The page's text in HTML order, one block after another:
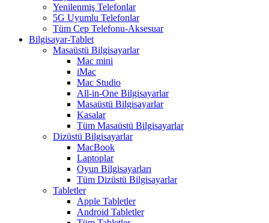
Yenilenmiş Telefonlar
5G Uyumlu Telefonlar
Tüm Cep Telefonu-Aksesuar
Bilgisayar-Tablet
Masaüstü Bilgisayarlar
Mac mini
iMac
Mac Studio
All-in-One Bilgisayarlar
Masaüstü Bilgisayarlar
Kasalar
Tüm Masaüstü Bilgisayarlar
Dizüstü Bilgisayarlar
MacBook
Laptoplar
Oyun Bilgisayarları
Tüm Dizüstü Bilgisayarlar
Tabletler
Apple Tabletler
Android Tabletler